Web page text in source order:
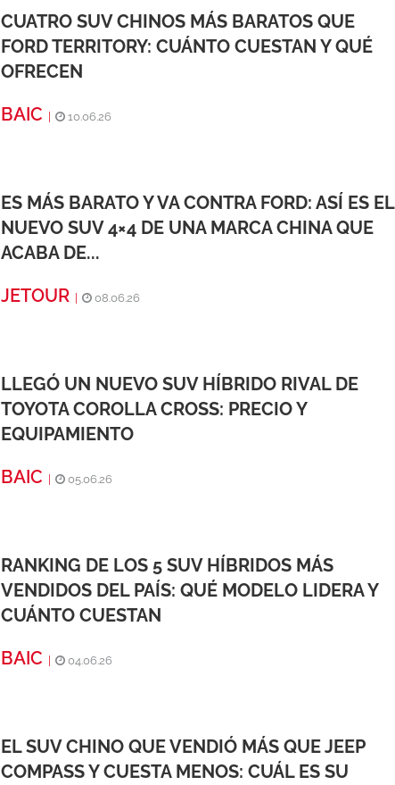
CUATRO SUV CHINOS MÁS BARATOS QUE
FORD TERRITORY: CUÁNTO CUESTAN Y QUÉ
OFRECEN
BAIC
10.06.26
ES MÁS BARATO Y VA CONTRA FORD: ASÍ ES EL
NUEVO SUV 4×4 DE UNA MARCA CHINA QUE
ACABA DE...
JETOUR
08.06.26
LLEGÓ UN NUEVO SUV HÍBRIDO RIVAL DE
TOYOTA COROLLA CROSS: PRECIO Y
EQUIPAMIENTO
BAIC
05.06.26
RANKING DE LOS 5 SUV HÍBRIDOS MÁS
VENDIDOS DEL PAÍS: QUÉ MODELO LIDERA Y
CUÁNTO CUESTAN
BAIC
04.06.26
EL SUV CHINO QUE VENDIÓ MÁS QUE JEEP
COMPASS Y CUESTA MENOS: CUÁL ES SU